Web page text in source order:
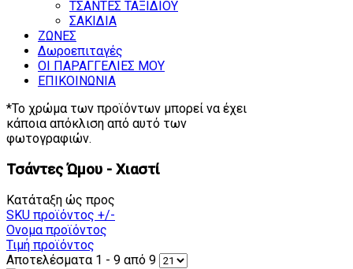
ΤΣΑΝΤΕΣ ΤΑΞΙΔΙΟΥ
ΣΑΚΙΔΙΑ
ΖΩΝΕΣ
Δωροεπιταγές
ΟΙ ΠΑΡΑΓΓΕΛΙΕΣ ΜΟΥ
ΕΠΙΚΟΙΝΩΝΙΑ
*Το χρώμα των προϊόντων μπορεί να έχει
κάποια απόκλιση από αυτό των
φωτογραφιών.
Τσάντες Ώμου - Χιαστί
Κατάταξη ώς προς
SKU προϊόντος +/-
Ονομα προϊόντος
Τιμή προϊόντος
Αποτελέσματα 1 - 9 από 9